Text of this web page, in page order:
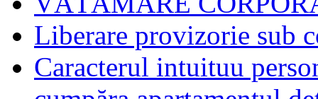
Liberare provizorie sub
Caracterul intuituu